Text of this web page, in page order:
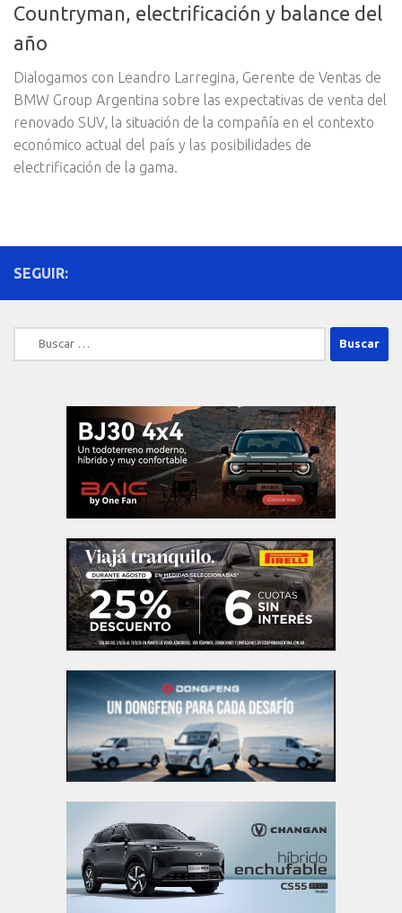
Countryman, electrificación y balance del
año
Dialogamos con Leandro Larregina, Gerente de Ventas de
BMW Group Argentina sobre las expectativas de venta del
renovado SUV, la situación de la compañía en el contexto
económico actual del país y las posibilidades de
electrificación de la gama.
SEGUIR:
Buscar: